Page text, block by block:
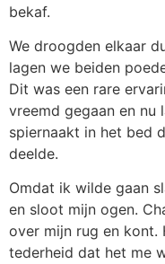
bekaf.
We droogden elkaar
lagen we beiden
Dit was een rare
vreemd gegaan en nu
spiernaakt in het bed
deelde.
Omdat ik wilde gaan
en sloot mijn ogen.
over mijn rug en kont.
tederheid dat het me